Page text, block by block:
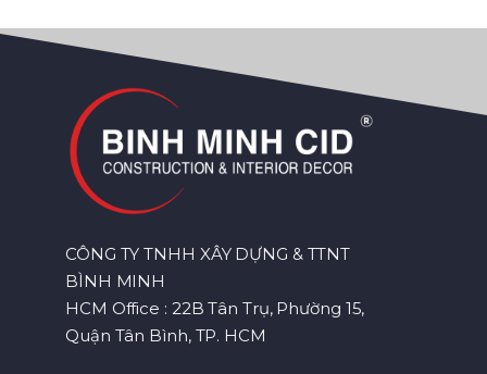
CÔNG TY TNHH XÂY DỰNG & TTNT
BÌNH MINH
HCM Office : 22B Tân Trụ, Phường 15,
Quận Tân Bình, TP. HCM